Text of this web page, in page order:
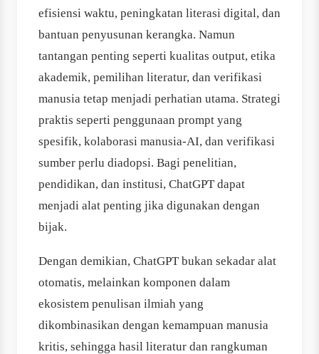
efisiensi waktu, peningkatan literasi digital, dan
bantuan penyusunan kerangka. Namun
tantangan penting seperti kualitas output, etika
akademik, pemilihan literatur, dan verifikasi
manusia tetap menjadi perhatian utama. Strategi
praktis seperti penggunaan prompt yang
spesifik, kolaborasi manusia-AI, dan verifikasi
sumber perlu diadopsi. Bagi penelitian,
pendidikan, dan institusi, ChatGPT dapat
menjadi alat penting jika digunakan dengan
bijak.
Dengan demikian, ChatGPT bukan sekadar alat
otomatis, melainkan komponen dalam
ekosistem penulisan ilmiah yang
dikombinasikan dengan kemampuan manusia
kritis, sehingga hasil literatur dan rangkuman